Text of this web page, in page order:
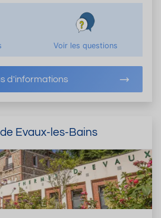
Voir les questions
d'informations
Evaux-les-Bains